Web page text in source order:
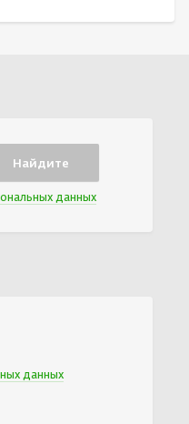
данных
данных